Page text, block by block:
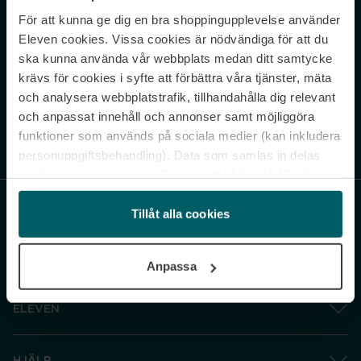
För att kunna ge dig en bra shoppingupplevelse använder
Eleven cookies. Vissa cookies är nödvändiga för att du
ska kunna använda vår webbplats medan ditt samtycke
krävs för cookies i syfte att förbättra våra tjänster, mäta
och analysera webbplatstrafik, tillhandahålla dig relevant
och anpassat innehåll och annonser samt möjliggöra
funktioner som används på sociala medier (kan inkludera
personuppgiftsbehandling). Data som samlas in delas
och gå vidare” accepterar du samtliga cookies medan du
under ”Inställningar” kan anpassa användningen av
cookies. Du kan återkalla ditt samtycke när som helst.
Tillåt alla cookies
Anpassa
Never miss a beat.
Sign up to our newsletter.
Genom att prenumerera accepterar du vår Integritetspolicy. Avprenumerera
ELEVEN